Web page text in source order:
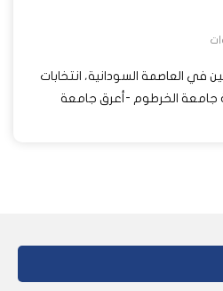
الاثنين في العاصمة السودانية، انتخابات
جامعة الخرطوم -أعرق جامعة